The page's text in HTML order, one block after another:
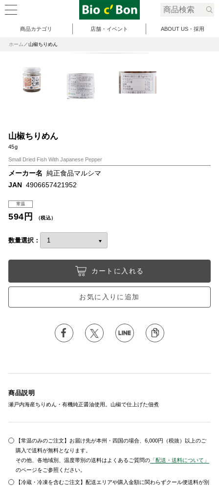
商品カテゴリ 店舗・イベント ABOUT US・採用
ホーム 山椒ちりめん
山椒ちりめん
45g
Small Dried Fish With Japanese Pepper
メーカー名 純正食品マルシマ
JAN 4906657421952
常温
594円 （税込）
数量選択：
カートに入れる
お気に入りに追加
商品説明
瀬戸内海産ちりめん・有機純正醤油使用。山椒で仕上げた佃煮
【常温のみのご注文】お届け先が本州・四国の場合、6,000円（税抜）以上のご
購入で送料が無料となります。
その他、各地域別、温度帯別の送料はよくあるご質問の 「配送・送料について」
のページをご参照ください。
【冷蔵・冷凍を含むご注文】配送エリアや購入金額に関わらずクール便送料が別